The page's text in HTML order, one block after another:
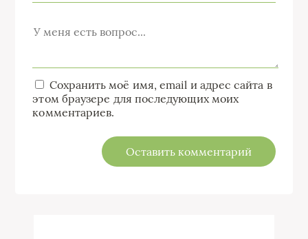
Сохранить моё имя, email и адрес сайта в
этом браузере для последующих моих
комментариев.